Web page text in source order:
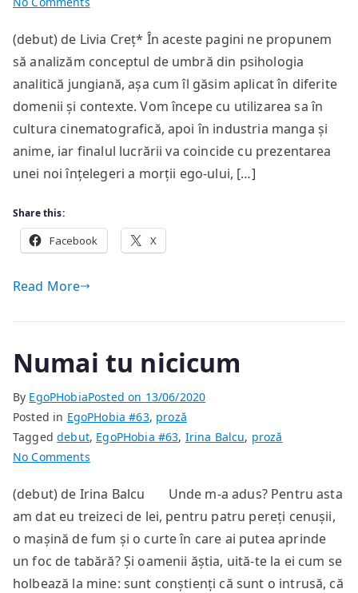
jungiană
și
moartea
ego-
ului în
cinematografie,
manga
și
XX
(debut) de Livia Creț* În aceste pagini ne propunem
să analizăm conceptul de umbră din psihologia
analitică jungiană, așa cum îl găsim aplicat în diferite
domenii și contexte. Vom începe cu utilizarea sa în
cultura cinematografică, apoi în industria manga și
anime, iar finalul lucrării va coincide cu prezentarea
unei noi înțelegeri a morții ego-ului, […]
Share this:
Facebook X
Read More
Numai tu nicicum
By EgoPHobiaPosted on 13/06/2020
Posted in EgoPHobia #63, proză
Taggeddebut, EgoPHobia #63, Irina Balcu, proză
No Commentson
tu
nicicum
(debut) de Irina Balcu Unde m-a adus? Pentru asta
am dat eu treizeci de lei, pentru patru pereți cenușii,
o mașină de fum și o curte în care ai putea aprinde
un foc de tabără? Și oamenii ăștia, uită-te la ei cum se
holbează la mine: sunt conștienți că sunt o intrusă, că